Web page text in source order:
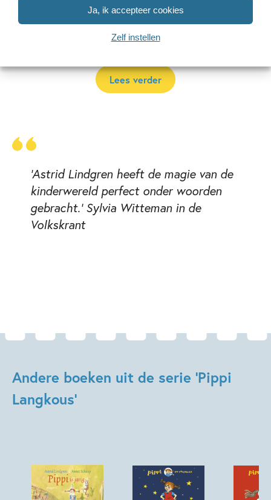
Ja, ik accepteer cookies
Zelf instellen
‘wereld’) in Vimmerby in Zweden. Daar zie je Pippi
rondlopen, maar ook allerlei figuren uit de andere boeken
Lees verder
'Astrid Lindgren heeft de magie van de
kinderwereld perfect onder woorden
gebracht.' Sylvia Witteman in de
Volkskrant
Andere boeken uit de serie 'Pippi
Langkous'